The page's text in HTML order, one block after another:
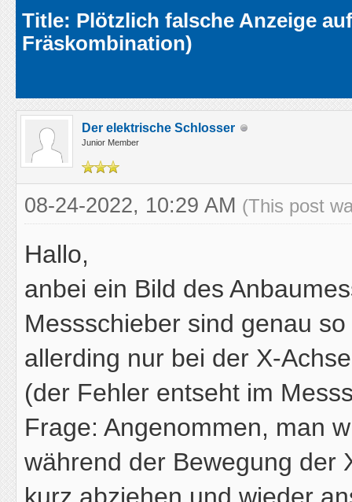
Title: Plötzlich falsche Anzeige
Fräskombination)
Der elektrische Schlosser
Junior Member
08-24-2022, 10:29 AM (This post
Hallo,
anbei ein Bild des
Messschieber sind genau
allerding nur bei der X-
(der Fehler entseht im
Frage: Angenommen, man
während der Bewegung der